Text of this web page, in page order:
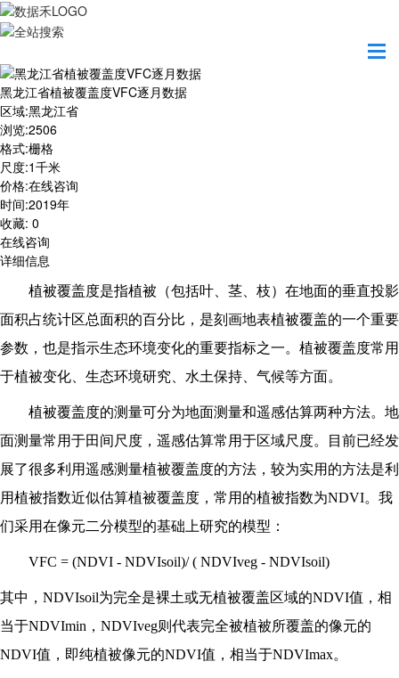
黑龙江省植被覆盖度VFC逐月数据
区域:黑龙江省
浏览:2506
格式:栅格
尺度:1千米
价格:在线咨询
时间:2019年
收藏: 0
在线咨询
详细信息
植被覆盖度是指植被（包括叶、茎、枝）在地面的垂直投影
面积占统计区总面积的百分比，是刻画地表植被覆盖的一个重要
参数，也是指示生态环境变化的重要指标之一。植被覆盖度常用
于植被变化、生态环境研究、水土保持、气候等方面。
植被覆盖度的测量可分为地面测量和遥感估算两种方法。地
面测量常用于田间尺度，遥感估算常用于区域尺度。目前已经发
展了很多利用遥感测量植被覆盖度的方法，较为实用的方法是利
用植被指数近似估算植被覆盖度，常用的植被指数为NDVI。我
们采用在像元二分模型的基础上研究的模型：
VFC = (NDVI - NDVIsoil)/ ( NDVIveg - NDVIsoil)
其中，NDVIsoil为完全是裸土或无植被覆盖区域的NDVI值，相
当于NDVImin，NDVIveg则代表完全被植被所覆盖的像元的
NDVI值，即纯植被像元的NDVI值，相当于NDVImax。